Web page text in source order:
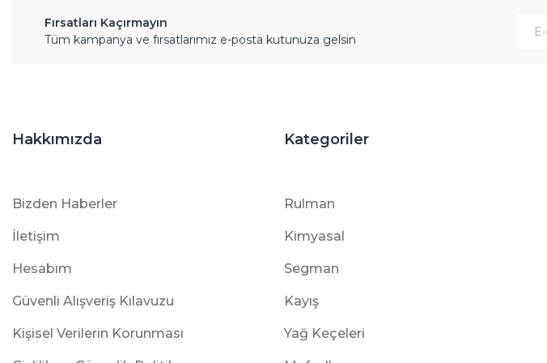
Fırsatları Kaçırmayın
Tüm kampanya ve fırsatlarımız e-posta kutunuza gelsin
Hakkımızda
Bizden Haberler
İletişim
Hesabım
Güvenli Alışveriş Kılavuzu
Kişisel Verilerin Korunması
Kategoriler
Rulman
Kimyasal
Segman
Kayış
Yağ Keçeleri